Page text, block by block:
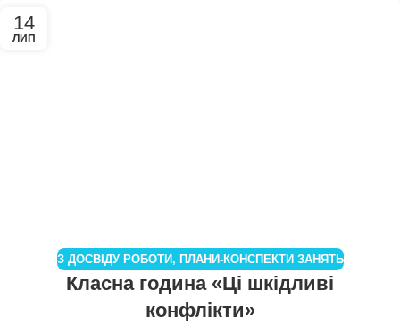
14
ЛИП
З ДОСВІДУ РОБОТИ, ПЛАНИ-КОНСПЕКТИ ЗАНЯТЬ
Класна година «Ці шкідливі
конфлікти»